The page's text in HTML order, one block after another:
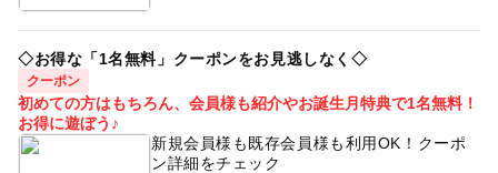
◇お得な「1名無料」クーポンをお見逃しなく◇
クーポン
初めての方はもちろん、会員様も紹介やお誕生月特典で1名無料！
お得に遊ぼう♪
新規会員様も既存会員様も利用OK！クーポ
ン詳細をチェック